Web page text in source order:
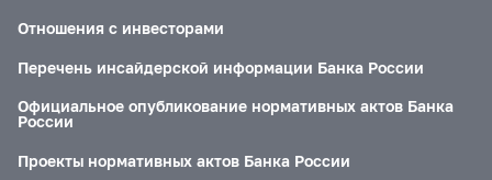
Отношения с инвесторами
Перечень инсайдерской информации Банка России
Официальное опубликование нормативных актов Банка
России
Проекты нормативных актов Банка России